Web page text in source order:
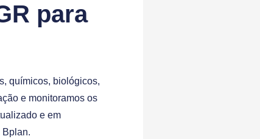
para
químicos, biológicos,
e monitoramos os
e em
Bplan.